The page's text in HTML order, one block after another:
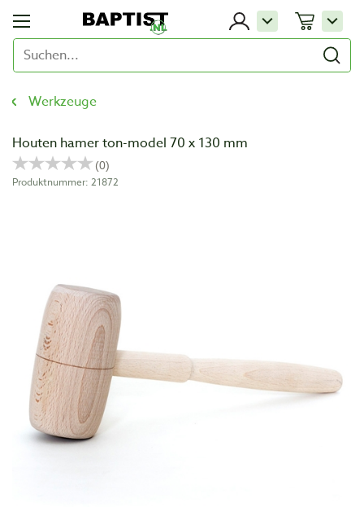
Werkzeuge
Houten hamer ton-model 70 x 130 mm
Produktnummer: 21872